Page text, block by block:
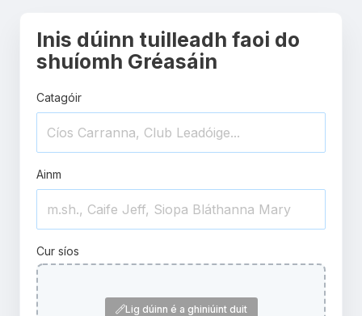
Inis dúinn tuilleadh faoi do
shuíomh Gréasáin
Catagóir
Ainm
Cur síos
Lig dúinn é a ghiniúint duit